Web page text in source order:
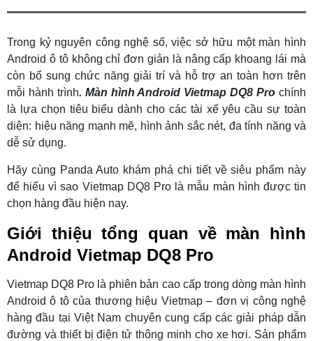
Trong kỷ nguyên công nghệ số, việc sở hữu một màn hình
Android ô tô không chỉ đơn giản là nâng cấp khoang lái mà
còn bổ sung chức năng giải trí và hỗ trợ an toàn hơn trên
mỗi hành trình. Màn hình Android Vietmap DQ8 Prochính
là lựa chọn tiêu biểu dành cho các tài xế yêu cầu sự toàn
diện: hiệu năng mạnh mẽ, hình ảnh sắc nét, đa tính năng và
dễ sử dụng.
Hãy cùng Panda Auto khám phá chi tiết về siêu phẩm này
để hiểu vì sao Vietmap DQ8 Pro là mẫu màn hình được tin
chọn hàng đầu hiện nay.
Giới thiệu tổng quan về màn hình
Android Vietmap DQ8 Pro
Vietmap DQ8 Pro là phiên bản cao cấp trong dòng màn hình
Android ô tô của thương hiệu Vietmap – đơn vị công nghệ
hàng đầu tại Việt Nam chuyên cung cấp các giải pháp dẫn
đường và thiết bị điện tử thông minh cho xe hơi. Sản phẩm